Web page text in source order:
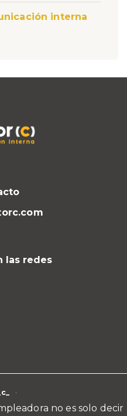
interna
las redes
·
no es solo